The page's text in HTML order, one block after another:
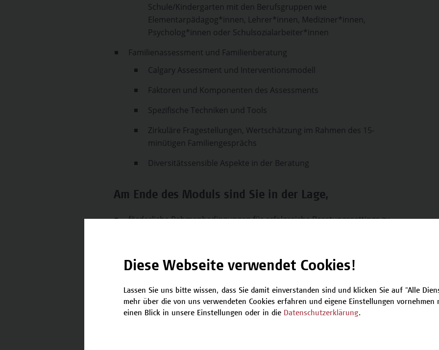
Schule/Kindergarten mit den Berufsgruppen wie
Elementarpädagog*innen, Lehrer*innen, Mediziner*innen,
Psycholog*innen oder Schulsozialarbeiter*innen
Familienassessment und Familienberatung
Calgary Assessment und Interventionsmodell
Faktoren und Komponenten des Assessments
Spezifische Techniken und Tools
Zirkuläre Fragestellungen, Wertschätzung im Rahmen des 15-
minütigen Familiengesprächs
Diversitätssensible Aspekte in der Beratung
Am Ende des Moduls sind Sie in der Lage,
förderliche Rahmenbedingungen für erfolgreiche Beratungssettings zu
inhalts- wie auch fallorientiert Gesundheits- und Pflegeberatung unter
im Setting Schule und Kindergarten durchzuführen.
Selbstreflexion zur Weiterentwicklung Ihres Beratungshandelns
Diese Webseite verwendet Cookies!
Lassen Sie uns bitte wissen, dass Sie damit einverstanden sind und klicken Sie auf "Alle
mehr über die von uns verwendeten Cookies erfahren und eigene Einstellungen
einen Blick in unsere Einstellungen oder in die Datenschutzerklärung.